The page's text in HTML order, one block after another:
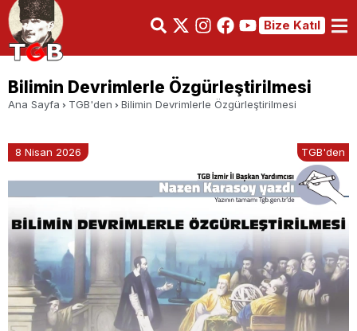
Bize Katıl
Bilimin Devrimlerle Özgürleştirilmesi
Ana Sayfa TGB'den Bilimin Devrimlerle Özgürleştirilmesi
8 Nisan 2026 TGB'den